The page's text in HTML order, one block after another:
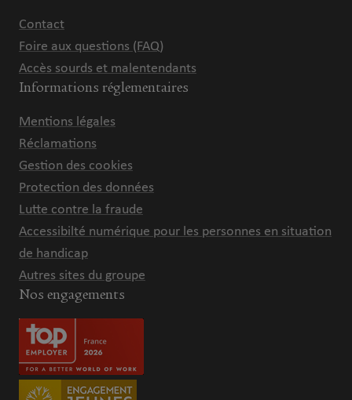
Contact
Foire aux questions (FAQ)
Accès sourds et malentendants
Informations réglementaires
Mentions légales
Réclamations
Gestion des cookies
Protection des données
Lutte contre la fraude
Accessibilté numérique pour les personnes en situation
de handicap
Autres sites du groupe
Nos engagements